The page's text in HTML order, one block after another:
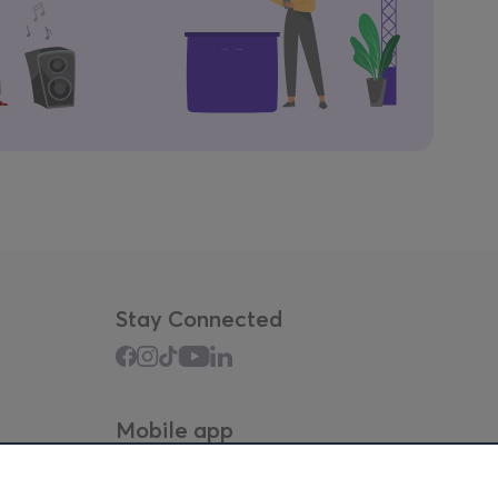
Stay Connected
Mobile app